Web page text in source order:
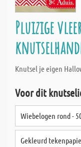
Pluizige
Knutsel je eigen
Voor dit
Wiebelogen rond -
Gekleurd